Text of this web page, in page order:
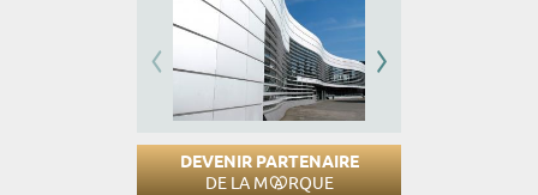
DEVENIR PARTENAIRE
DE LA M RQUE